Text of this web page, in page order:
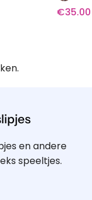
€35.00
en andere
speeltjes.